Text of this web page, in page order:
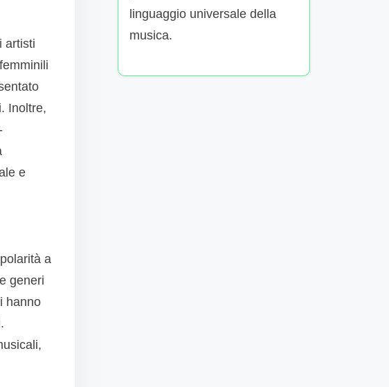
artisti
Inoltre,
e
a
generi
hanno
linguaggio universale della
musica.